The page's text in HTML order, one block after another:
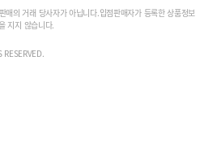
매의 거래 당사자가 아닙니다.입점판매자가 등록한 상품정보
지지 않습니다.